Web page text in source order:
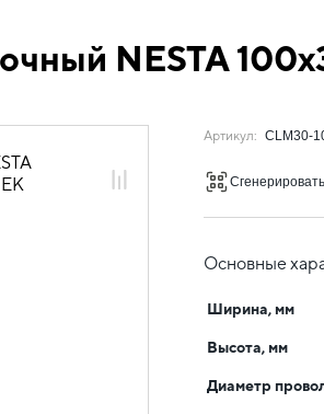
NESTA
Артикул: CLM30-
Основные
Ширина, мм
Высота, мм
Диаметр